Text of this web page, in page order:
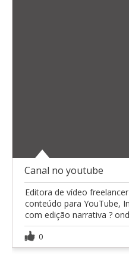
Canal no youtube
Editora de vídeo
conteúdo para YouTube,
com edição narrativa ?
0